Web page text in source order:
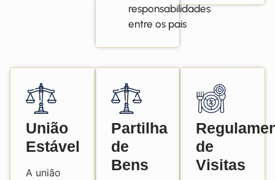
responsabilidades
entre os pais
União
Estável
A união
Partilha
de
Bens
de
Visitas